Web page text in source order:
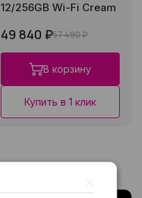
12/256GB Wi-Fi Cream
49 840 ₽57 490 ₽
В корзину
Купить в 1 клик